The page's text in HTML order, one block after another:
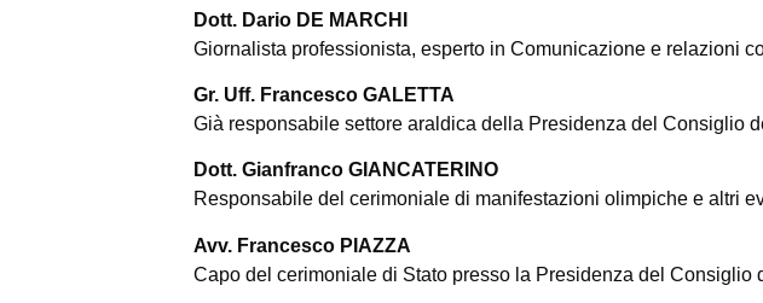
Dott. Dario DE MARCHI
Giornalista professionista, esperto in Comunicazione e relazioni
Gr. Uff. Francesco GALETTA
Già responsabile settore araldica della Presidenza del Consiglio
Dott. Gianfranco GIANCATERINO
Responsabile del cerimoniale di manifestazioni olimpiche e altri
Avv. Francesco PIAZZA
Capo del cerimoniale di Stato presso la Presidenza del Consiglio